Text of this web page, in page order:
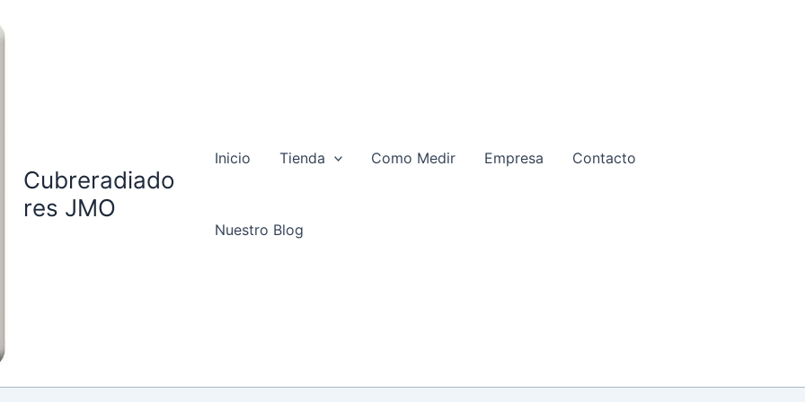
Cubreradiado
res JMO
Inicio Tienda Como Medir Empresa Contacto
Nuestro Blog